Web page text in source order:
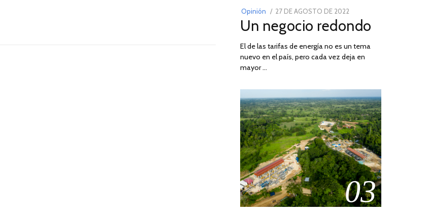
Opinión
POSTED
ON
27 DE AGOSTO DE 2022
DE
DE
2022
Un negocio redondo
El de las tarifas de energía no es un tema
nuevo en el país, pero cada vez deja en
mayor …
03